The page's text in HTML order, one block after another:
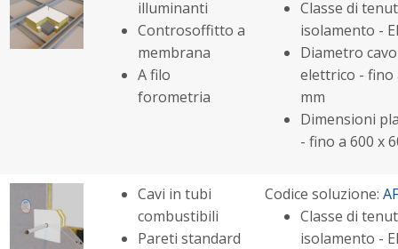
illuminanti
Controsoffitto a
membrana
A filo
forometria
Classe di
isolamento -
Diametro cavo
elettrico - fino
mm
Dimensioni
- fino a 600 x
Cavi in tubi
combustibili
Pareti standard
Codice soluzione:
Classe di
isolamento -